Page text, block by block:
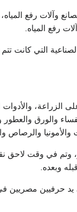
وآلات رفع المياه،
رفع المياه.
التي كانت
والأدوات
والورق والعطور
والرصاص
وتم في وقت لاحق
وبعده.
حرفيين مصريين في